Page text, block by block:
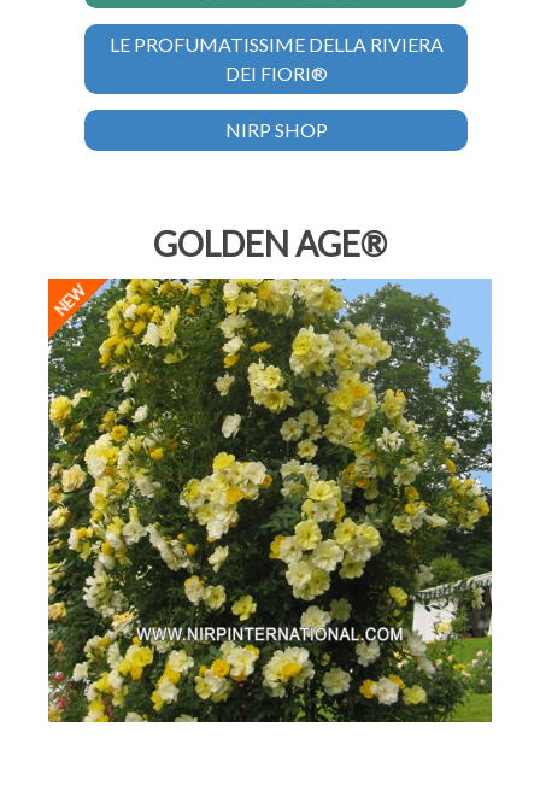
LE PROFUMATISSIME DELLA RIVIERA
DEI FIORI®
NIRP SHOP
GOLDEN AGE®